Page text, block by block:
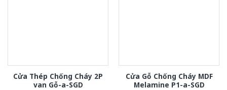
Cửa Thép Chống Cháy 2P
van Gỗ-a-SGD
Cửa Gỗ Chống Cháy MDF
Melamine P1-a-SGD